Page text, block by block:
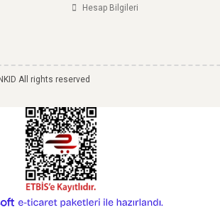
Hesap Bilgileri
All rights reserved
ideasoft
e-